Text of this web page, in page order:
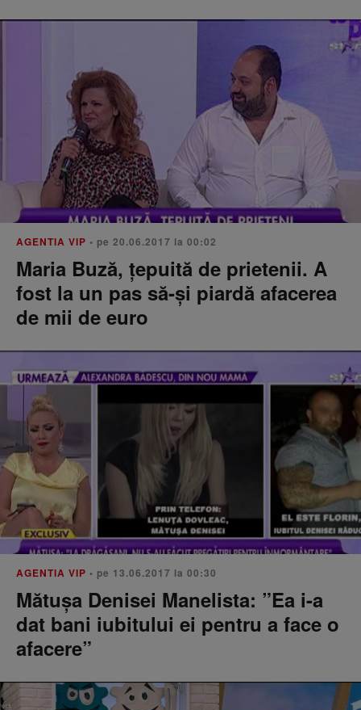
AGENTIA VIP • pe 20.06.2017 la 00:02
Maria Buză, ţepuită de prietenii. A
fost la un pas să-şi piardă afacerea
de mii de euro
AGENTIA VIP • pe 13.06.2017 la 00:30
Mătușa Denisei Manelista: ”Ea i-a
dat bani iubitului ei pentru a face o
afacere”